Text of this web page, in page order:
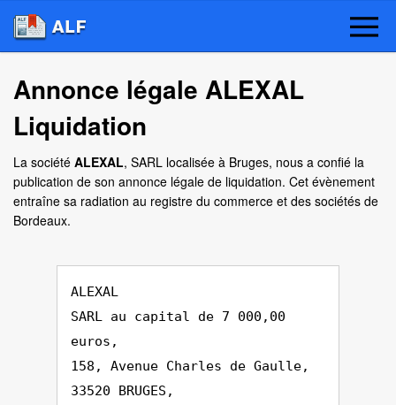
Annonce légale ALEXAL
Liquidation
La société ALEXAL, SARL localisée à Bruges, nous a confié la
publication de son annonce légale de liquidation. Cet évènement
entraîne sa radiation au registre du commerce et des sociétés de
Bordeaux.
ALEXAL
SARL au capital de 7 000,00
euros,
158, Avenue Charles de Gaulle,
33520 BRUGES,